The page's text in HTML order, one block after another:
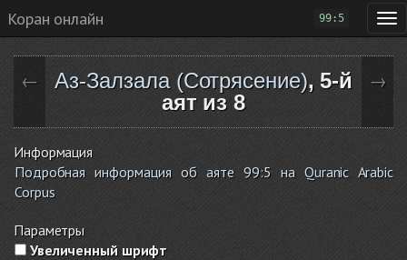
Коран онлайн 99:5
← Аз-Залзала (Сотрясение), 5-й
аят из 8
→
Информация
Подробная информация об аяте 99:5 на Quranic Arabic
Corpus
Параметры
Увеличенный шрифт